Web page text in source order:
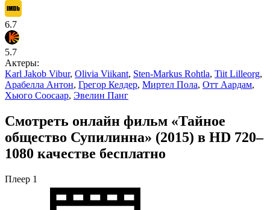
6.7
5.7
Актеры:
Karl Jakob Vibur, Olivia Viikant, Sten-Markus Rohtla, Tiit Lilleorg,
Арабелла Антон, Грегор Келдер, Миртел Пола, Отт Аардам,
Хьюго Соосаар, Эвелин Панг
Смотреть онлайн фильм «Тайное
общество Супилинна» (2015) в HD 720–
1080 качестве бесплатно
Плеер 1